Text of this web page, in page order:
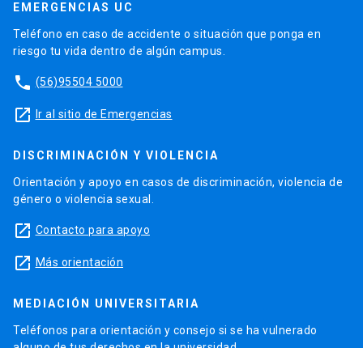
EMERGENCIAS UC
Teléfono en caso de accidente o situación que ponga en
riesgo tu vida dentro de algún campus.
phone (56)95504 5000
launch Ir al sitio de Emergencias
DISCRIMINACIÓN Y VIOLENCIA
Orientación y apoyo en casos de discriminación, violencia de
género o violencia sexual.
launch Contacto para apoyo
launch Más orientación
MEDIACIÓN UNIVERSITARIA
Teléfonos para orientación y consejo si se ha vulnerado